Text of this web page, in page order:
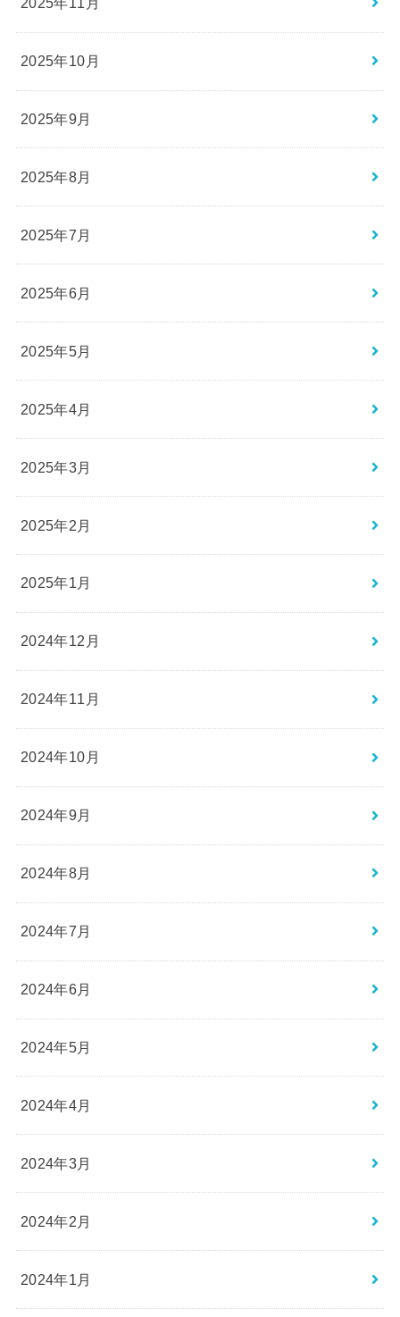
2025年10月
2025年9月
2025年8月
2025年7月
2025年6月
2025年5月
2025年4月
2025年3月
2025年2月
2025年1月
2024年12月
2024年11月
2024年10月
2024年9月
2024年8月
2024年7月
2024年6月
2024年5月
2024年4月
2024年3月
2024年2月
2024年1月